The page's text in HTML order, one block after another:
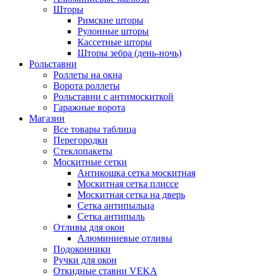
Шторы
Римские шторы
Рулонные шторы
Кассетные шторы
Шторы зебра (день-ночь)
Рольставни
Роллеты на окна
Ворота роллеты
Рольставни с антимоскиткой
Гаражные ворота
Магазин
Все товары таблица
Перегородки
Стеклопакеты
Москитные сетки
Антикошка сетка москитная
Москитная сетка плиссе
Москитная сетка на дверь
Сетка антипыльца
Сетка антипыль
Отливы для окон
Алюминиевые отливы
Подоконники
Ручки для окон
Откидные ставни VEKA